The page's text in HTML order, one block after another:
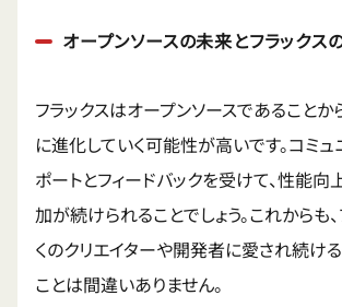
オープンソースの未来とフラックス
フラックスはオープンソースであることか
に進化していく可能性が高いです。コミュ
ポートとフィードバックを受けて、性能
加が続けられることでしょう。これからも
くのクリエイターや開発者に愛され続け
ことは間違いありません。